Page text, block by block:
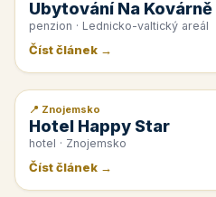
Ubytování Na Kovárně
penzion · Lednicko-valtický areál
Číst článek →
📰 PR článek
📍 Znojemsko
Hotel Happy Star
hotel · Znojemsko
Číst článek →